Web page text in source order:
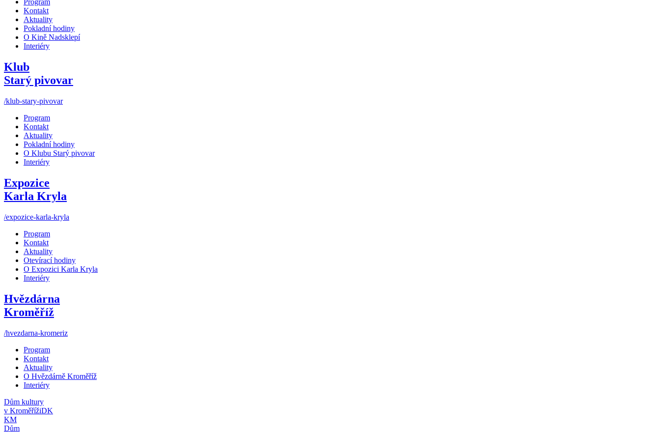
Program
Kontakt
Aktuality
Pokladní hodiny
O Kině Nadsklepí
Interiéry
Klub
Starý pivovar
/klub-stary-pivovar
Program
Kontakt
Aktuality
Pokladní hodiny
O Klubu Starý pivovar
Interiéry
Expozice
Karla Kryla
/expozice-karla-kryla
Program
Kontakt
Aktuality
Otevírací hodiny
O Expozici Karla Kryla
Interiéry
Hvězdárna
Kroměříž
/hvezdarna-kromeriz
Program
Kontakt
Aktuality
O Hvězdárně Kroměříž
Interiéry
Dům kultury
v KroměřížiDK
KM
Dům